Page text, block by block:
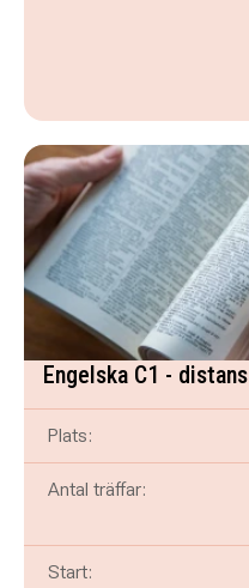
Engelska C1 - distans
Plats:
Antal träffar:
Start: